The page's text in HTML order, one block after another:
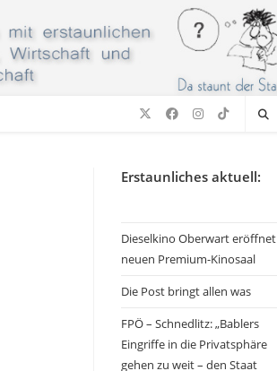
Erstaunliches aktuell:
Dieselkino Oberwart eröffnet
neuen Premium-Kinosaal
Die Post bringt allen was
FPÖ – Schnedlitz: „Bablers
Eingriffe in die Privatsphäre
gehen zu weit – den Staat